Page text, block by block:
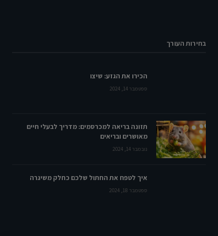
בחירות העורך
הכירו את הגזע: שיצו
ספטמבר 14, 2024
תזונה בריאה למכרסמים: מדריך לבעלי חיים
מאושרים ובריאים
נובמבר 14, 2024
איך לטפח את החתול שלכם כחלק משיגרה
ספטמבר 18, 2024